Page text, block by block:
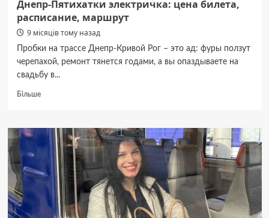
Днепр-Пятихатки электричка: цена билета,
расписание, маршрут
9 місяців тому назад
Пробки на трассе Днепр-Кривой Рог – это ад: фуры ползут
черепахой, ремонт тянется годами, а вы опаздываете на
свадьбу в...
БільшеДокладніше
Пятихатки
электричка:
цена
билета,
расписание,
маршрут